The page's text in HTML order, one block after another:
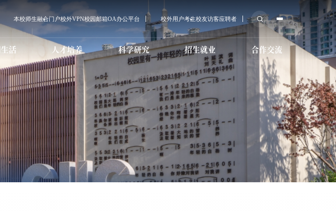
本校师生融合门户校外VPN校园邮箱OA办公平台 校外用户考生校友访客应聘者
行政职能部门
直（附）属单位
活
化服务 设备仪器场馆预约
后勤服务
页
校历
图书馆
人才培养
研究生教育
师资队伍
国际传媒教育
高等职业技术教育
白杨课堂
科学研究
科研学术简介 学术委员会
科研机构
学术期刊
科学研究处 科研学术
招生就业
本科招生 研究生招生 培训教育招生
学历继续教育招生
国际传媒教育学院招
国际预科招生
国际学生招生 MBA招生
MPA招生
职业教育国际（预
就业创业指导服务
合作交流
国际交流 国内合作
传媒大学教育基金会
教育服务中心